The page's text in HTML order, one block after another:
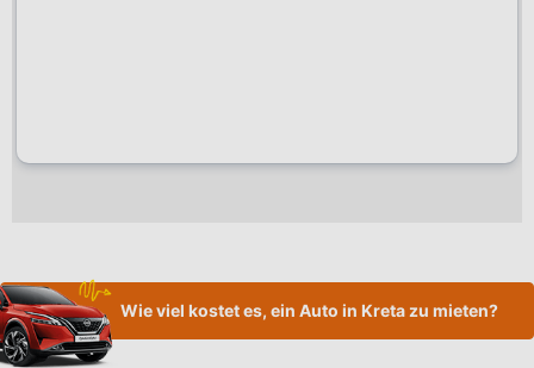
Wie viel kostet es, ein Auto in Kreta zu mieten?